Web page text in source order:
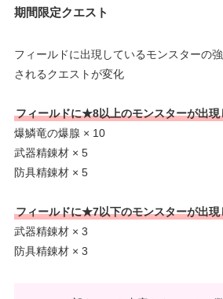
期間限定クエスト
フィールドに出現しているモンスターの
されるクエストが変化
フィールドに★8以上のモンスターが出現
爆鱗竜の爆腺 × 10
武器精錬材 × 5
防具精錬材 × 5
フィールドに★7以下のモンスターが出現
武器精錬材 × 3
防具精錬材 × 3